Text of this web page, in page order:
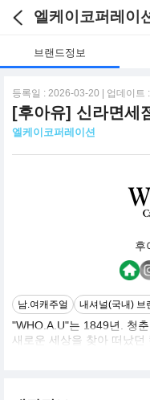
엘케이코퍼레이
브랜드정보
등록일 : 2026-03-20 | 업데이트
[후아유] 신라면세
엘케이코퍼레이션
후
남.여캐주얼 내셔널(국내) 브
"WHO.A.U"는 1849년. 청
새로운 세상을 찾아 떠났